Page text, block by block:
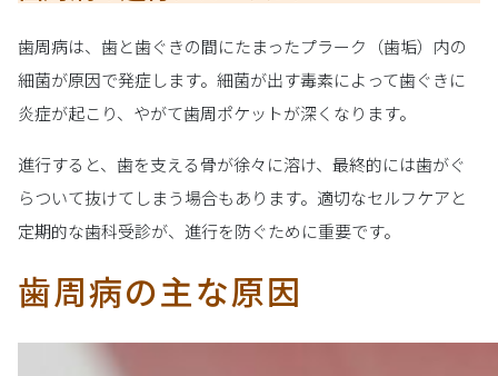
歯周病は、歯と歯ぐきの間にたまったプラーク（歯垢）内の
細菌が原因で発症します。細菌が出す毒素によって歯ぐきに
炎症が起こり、やがて歯周ポケットが深くなります。
進行すると、歯を支える骨が徐々に溶け、最終的には歯がぐ
らついて抜けてしまう場合もあります。適切なセルフケアと
定期的な歯科受診が、進行を防ぐために重要です。
歯周病の主な原因